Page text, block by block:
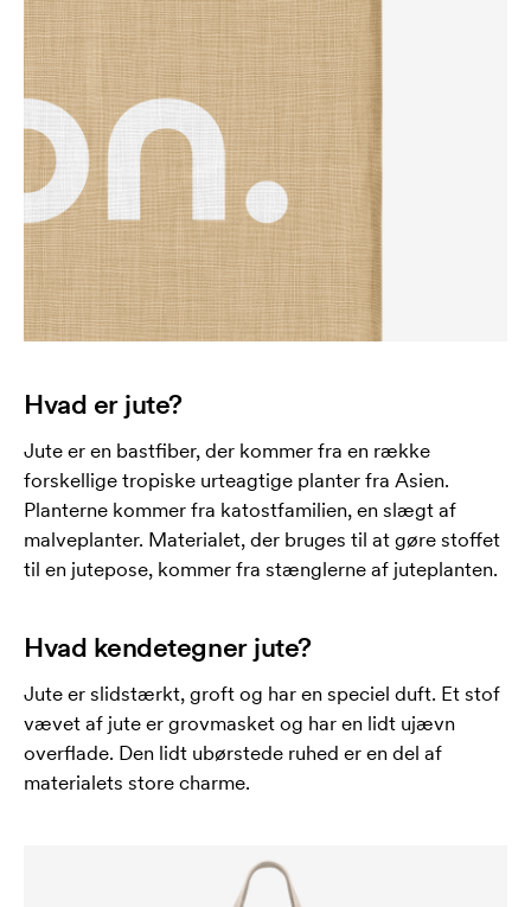
Hvad er jute?
Jute er en bastfiber, der kommer fra en række
forskellige tropiske urteagtige planter fra Asien.
Planterne kommer fra katostfamilien, en slægt af
malveplanter. Materialet, der bruges til at gøre stoffet
til en jutepose, kommer fra stænglerne af ​​juteplanten.
Hvad kendetegner jute?
Jute er slidstærkt, groft og har en speciel duft. Et stof
vævet af jute er grovmasket og har en lidt ujævn
overflade. Den lidt ubørstede ruhed er en del af
materialets store charme.